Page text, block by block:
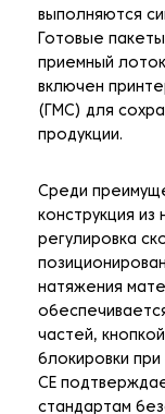
выполняются
Готовые
приемный
включен
(ГМС) для
продукции.
Среди
конструкция
регулировка
натяжения
частей,
блокировки
CE
стандартам